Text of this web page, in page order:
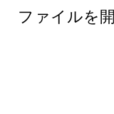
ファイルを